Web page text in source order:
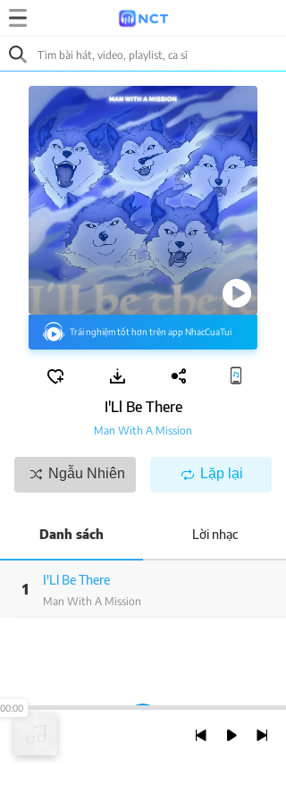
Trải nghiệm tốt hơn trên app NhacCuaTui
I'Ll Be There
Man With A Mission
Ngẫu Nhiên Lặp lại
Danh sách Lời nhạc
1
I'Ll Be There
Man With A Mission
00:00